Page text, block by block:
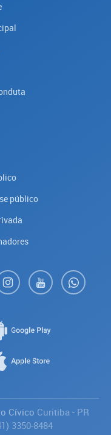
público
Cívico Curitiba- PR
3350-8484